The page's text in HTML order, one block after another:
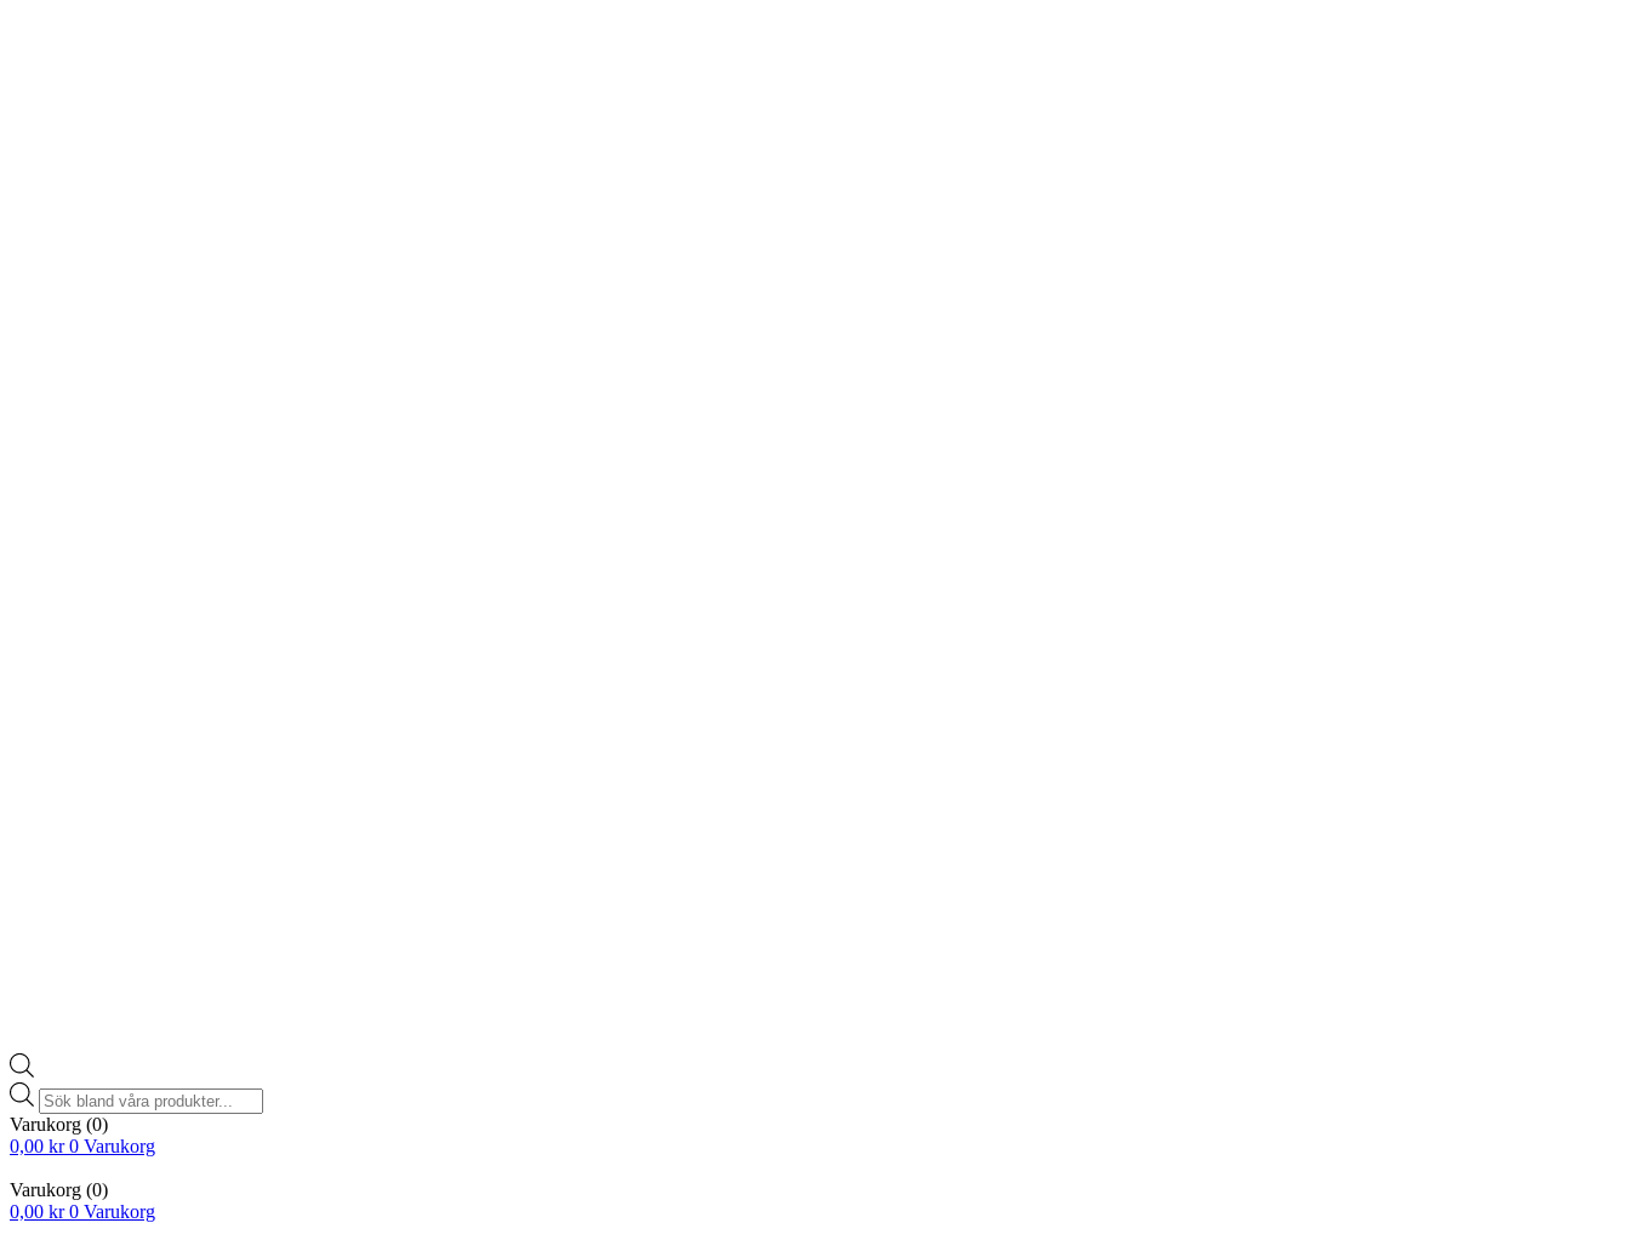
Products
search
Varukorg (0)
0,00 kr 0 Varukorg
Varukorg (0)
0,00 kr 0 Varukorg